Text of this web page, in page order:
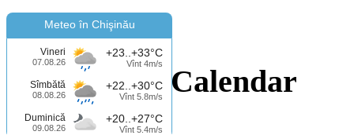
Meteo în Chişinău
Vineri
07.08.26
+23..+33°C
Vînt 4m/s
Sîmbătă
08.08.26
+22..+30°C
Vînt 5.8m/s
Duminică
09.08.26
+20..+27°C
Vînt 5.4m/s
Calendar